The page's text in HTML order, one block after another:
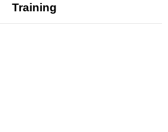
Training